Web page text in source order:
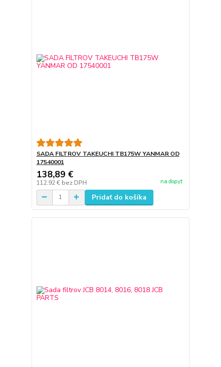
SADA FILTROV TAKEUCHI TB175W YANMAR OD
17540001
138,89 €
112,92 € bez DPH na dopyt
Pridať do košíka